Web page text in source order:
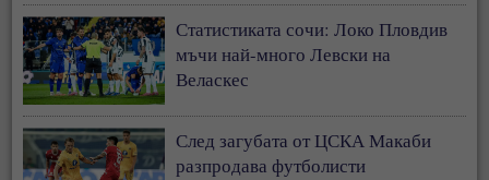
Статистиката сочи: Локо Пловдив
мъчи най-много Левски на
Веласкес
След загубата от ЦСКА Макаби
разпродава футболисти